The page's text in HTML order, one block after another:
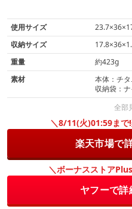
使用サイズ
収納サイズ
重量
約423g
素材
本体：チ
収納袋：
全部
＼8/11(火)01:59まで
楽天市場で
＼ボーナスストア
ヤフーで詳